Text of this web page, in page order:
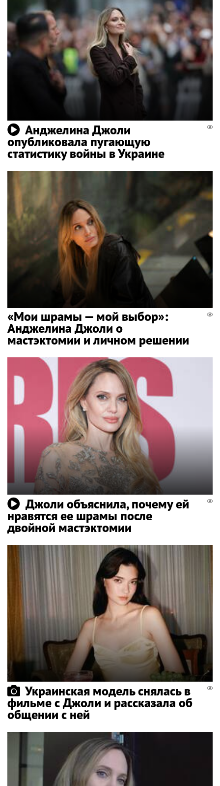
Анджелина Джоли
опубликовала пугающую
статистику войны в Украине
«Мои шрамы — мой выбор»:
Анджелина Джоли о
мастэктомии и личном решении
Джоли объяснила, почему ей
нравятся ее шрамы после
двойной мастэктомии
Украинская модель снялась в
фильме с Джоли и рассказала об
общении с ней